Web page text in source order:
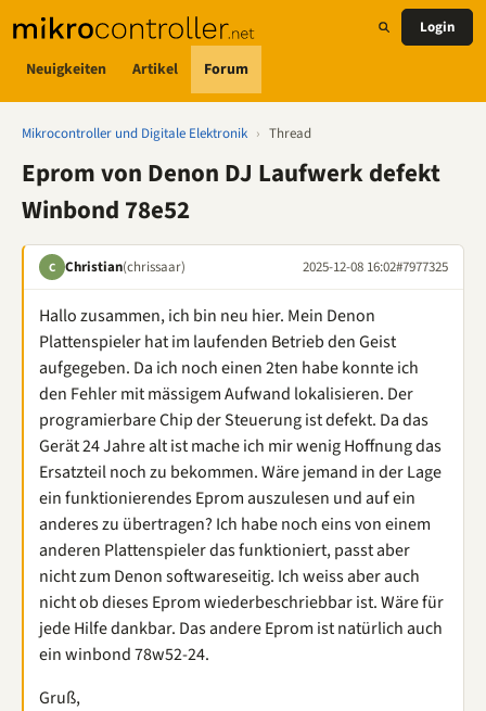
Neuigkeiten Artikel Forum
Login
Mikrocontroller und Digitale Elektronik › Thread
Eprom von Denon DJ Laufwerk defekt
Winbond 78e52
C Christian(chrissaar) 2025-12-08 16:02#7977325
Hallo zusammen, ich bin neu hier. Mein Denon
Plattenspieler hat im laufenden Betrieb den Geist
aufgegeben. Da ich noch einen 2ten habe konnte ich
den Fehler mit mässigem Aufwand lokalisieren. Der
programierbare Chip der Steuerung ist defekt. Da das
Gerät 24 Jahre alt ist mache ich mir wenig Hoffnung das
Ersatzteil noch zu bekommen. Wäre jemand in der Lage
ein funktionierendes Eprom auszulesen und auf ein
anderes zu übertragen? Ich habe noch eins von einem
anderen Plattenspieler das funktioniert, passt aber
nicht zum Denon softwareseitig. Ich weiss aber auch
nicht ob dieses Eprom wiederbeschriebbar ist. Wäre für
jede Hilfe dankbar. Das andere Eprom ist natürlich auch
ein winbond 78w52-24.
Gruß,